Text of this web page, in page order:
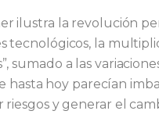
ilustra la revolución
tecnológicos, la
sumado a las
hoy parecían
y generar el